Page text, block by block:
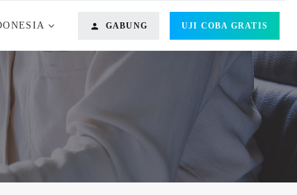
GABUNG UJI COBA GRATIS